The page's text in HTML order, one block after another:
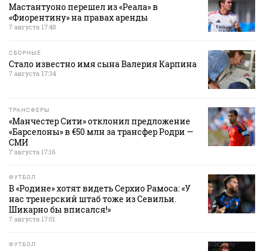
Мастантуоно перешел из «Реала» в
«Фиорентину» на правах аренды
7 августа 17:48
СБОРНЫЕ
Стало известно имя сына Валерия Карпина
7 августа 17:34
ТРАНСФЕРЫ
«Манчестер Сити» отклонил предложение
«Барселоны» в €50 млн за трансфер Родри —
СМИ
7 августа 17:16
ФУТБОЛ
В «Родине» хотят видеть Серхио Рамоса: «У
нас тренерский штаб тоже из Севильи.
Шикарно бы вписался!»
7 августа 17:01
ФУТБОЛ